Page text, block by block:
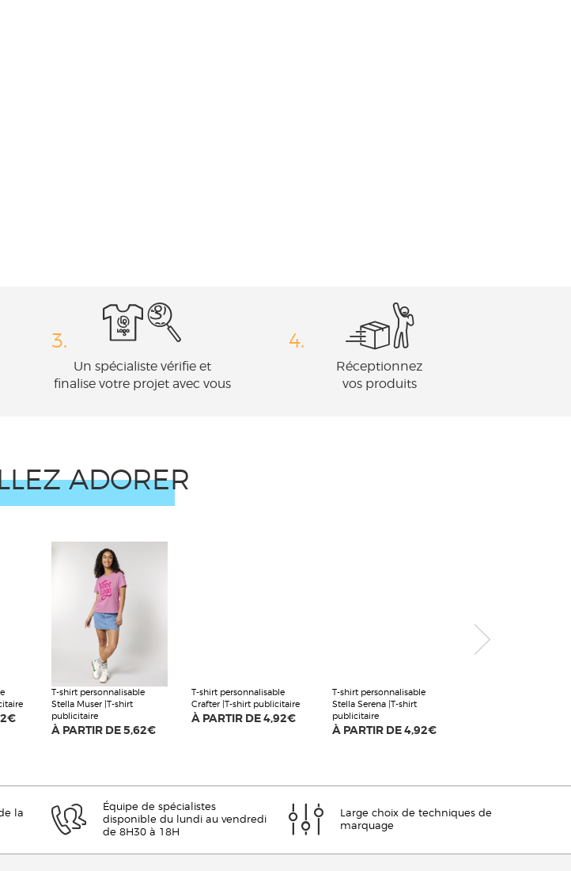
3.
Un spécialiste vérifie et
finalise votre projet avec vous
4.
Réceptionnez
vos produits
ADORER
T-shirt personnalisable
Stella Muser |T-shirt
publicitaire
À PARTIR DE5,62€
T-shirt personnalisable
Crafter |T-shirt publicitaire
À PARTIR DE4,92€
T-shirt personnalisable
Stella Serena |T-shirt
publicitaire
À PARTIR DE4,92€
la
Équipe de spécialistes
disponible du lundi au vendredi
de 8H30 à 18H
Large choix de techniques de
marquage